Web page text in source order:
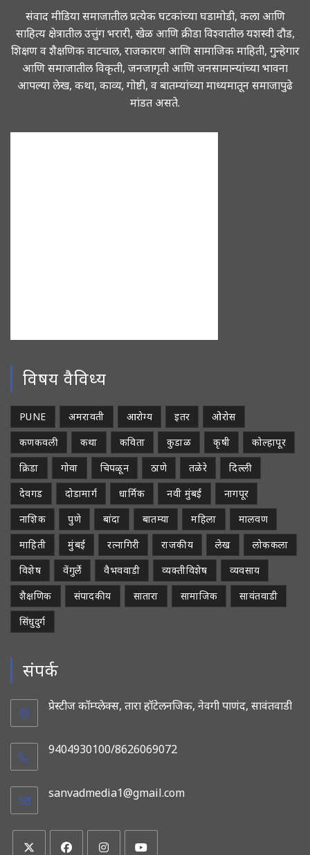
संवाद मीडिया समाजातील प्रत्येक घटकांच्या घडामोडी, कला आणि
साहित्य क्षेत्रातील उत्तुंग भरारी, खेळ आणि क्रीडा विश्वातील यशस्वी दौड,
शिक्षण व शैक्षणिक वाटचाल, राजकारण आणि सामाजिक माहिती, गुन्हेगार
आणि समाजातील विकृती, जनजागृती आणि जनसामान्यांच्या भावना
आपल्या लेख, कथा, काव्य, गोष्टी, व बातम्यांच्या माध्यमातून समाजापुढे
मांडत असते.
विषय वैविध्य
PUNE अमरावती आरोग्य इतर
ओरोस
कणकवली
कथा कविता कुडाळ कृषी
कोल्हापूर
क्रिडा
गोवा चिपळून ठाणे तळेरे
दिल्ली
देवगड
दोडामार्ग धार्मिक नवी मुंबई
नागपूर
नाशिक
पुणे बांदा बातम्या महिला
मालवण
माहिती
मुंबई रत्नागिरी राजकीय लेख
लोककला
विशेष
वेंगुर्ले वैभववाडी व्यक्तीविशेष
व्यवसाय
शैक्षणिक
संपादकीय सातारा सामाजिक
सावंतवाडी
सिंधुदुर्ग
संपर्क
प्रेस्टीज कॉम्प्लेक्स, तारा हॉटेलनजिक, नेवगी पाणंद, सावंतवाडी
9404930100/8626069072
sanvadmedia1@gmail.com